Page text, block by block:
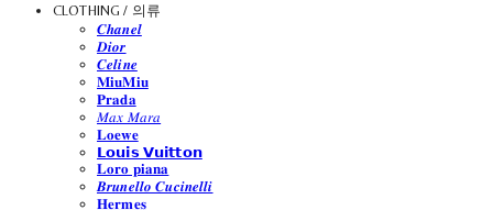
CLOTHING / 의류
𝑪𝒉𝒂𝒏𝒆𝒍
𝑫𝒊𝒐𝒓
𝑪𝒆𝒍𝒊𝒏𝒆
𝐌𝐢𝐮𝐌𝐢𝐮
𝐏𝐫𝐚𝐝𝐚
𝑀𝑎𝑥 𝑀𝑎𝑟𝑎
𝐋𝐨𝐞𝐰𝐞
𝗟𝗼𝘂𝗶𝘀 𝗩𝘂𝗶𝘁𝘁𝗼𝗻
𝐋𝐨𝐫𝐨 𝐩𝐢𝐚𝐧𝐚
𝑩𝒓𝒖𝒏𝒆𝒍𝒍𝒐 𝑪𝒖𝒄𝒊𝒏𝒆𝒍𝒍𝒊
𝐇𝐞𝐫𝐦𝐞𝐬